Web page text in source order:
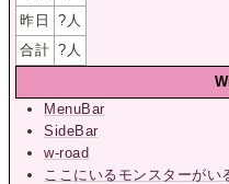
昨日
? 人
合計 ? 人
MenuBar
SideBar
w-road
ここにいるモンスターがい